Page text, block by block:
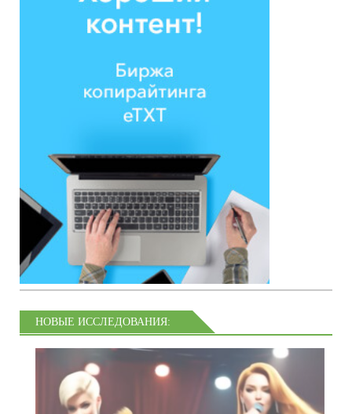
НОВЫЕ ИССЛЕДОВАНИЯ: